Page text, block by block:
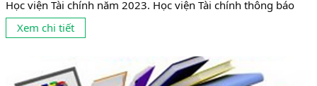
Học viện Tài chính năm 2023. Học viện Tài chính thông báo
tuyển dụng viên chức cụ thể như sau: 1. Chỉ tiêu tuyển dụng:
Tuyển dụng 63 chỉ tiêu giảng viên và 06 chỉ tiêu bao gồm:
Xem chi tiết